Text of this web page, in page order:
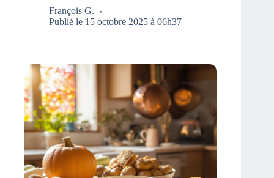
François G.
Publié le 15 octobre 2025 à 06h37